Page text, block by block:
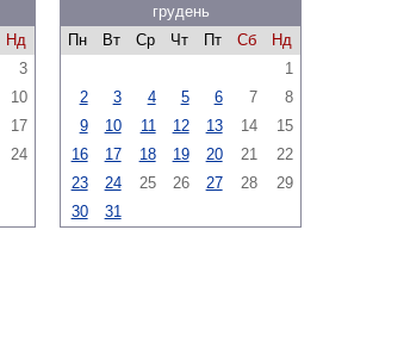
Нд
3
10
17
24
грудень
Пн
Вт Ср Чт Пт Сб
Нд
1
2
3 4 5 6 7
8
9
10 11 12 13 14
15
16
17 18 19 20 21
22
23
24 25 26 27 28
29
30
31